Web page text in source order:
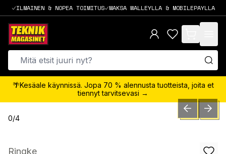
ILMAINEN & NOPEA TOIMITUS MAKSA WALLEYLLA & MOBILEPAYLLA
items in cart,
🌴Kesäale käynnissä. Jopa 70 % alennusta tuotteista, joita et
tiennyt tarvitsevasi →
0/4 PREVIOUSNEXT
Ringke